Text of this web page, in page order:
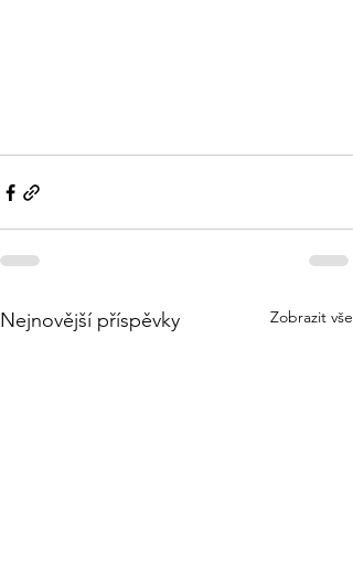
Nejnovější příspěvky Zobrazit vše